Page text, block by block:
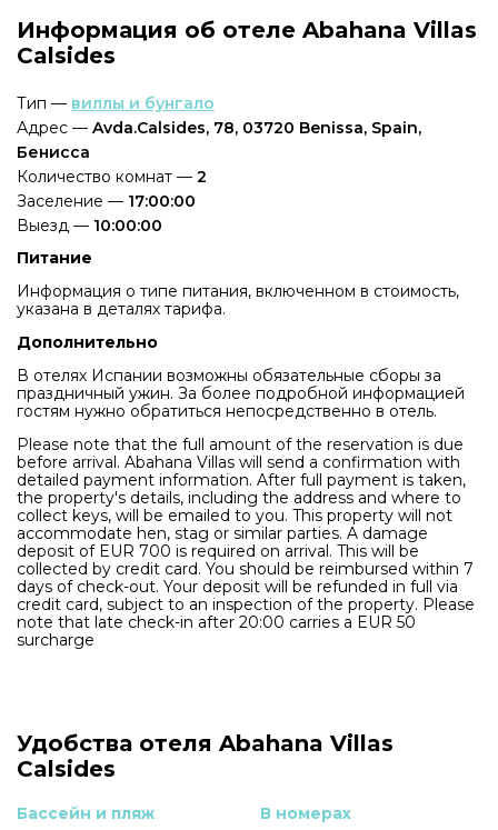
Информация об отеле Abahana Villas
Calsides
Тип — виллы и бунгало
Адрес — Avda.Calsides, 78, 03720 Benissa, Spain,
Бенисса
Количество комнат — 2
Заселение — 17:00:00
Выезд — 10:00:00
Питание
Информация о типе питания, включенном в стоимость,
указана в деталях тарифа.
Дополнительно
В отелях Испании возможны обязательные сборы за
праздничный ужин. За более подробной информацией
гостям нужно обратиться непосредственно в отель.
Please note that the full amount of the reservation is due
before arrival. Abahana Villas will send a confirmation with
detailed payment information. After full payment is taken,
the property's details, including the address and where to
collect keys, will be emailed to you. This property will not
accommodate hen, stag or similar parties. A damage
deposit of EUR 700 is required on arrival. This will be
collected by credit card. You should be reimbursed within 7
days of check-out. Your deposit will be refunded in full via
credit card, subject to an inspection of the property. Please
note that late check-in after 20:00 carries a EUR 50
surcharge
Удобства отеля Abahana Villas
Calsides
Бассейн и пляж
В номерах